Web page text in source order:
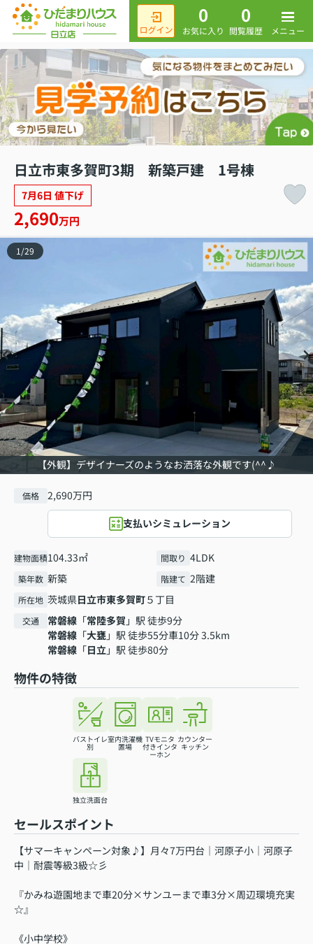
0
お気に入り
0
閲覧履歴 メニュー
日立市東多賀町3期 新築戸建 1号棟
7月6日 値下げ
2,690万円
【外観】デザイナーズのようなお洒落な外観です(^^♪
1 /29
価格 2,690万円
支払いシミュレーション
建物面積104.33㎡ 間取り 4LDK
築年数 新築 階建て 2階建
所在地 茨城県日立市東多賀町５丁目
交通 常磐線 「常陸多賀 」駅 徒歩9分
常磐線 「大甕」駅 徒歩55分車10分 3.5km
常磐線 「日立 」駅 徒歩80分
物件の特徴
バストイレ
別
室内洗濯機
置場
TVモニタ
付きインタ
ーホン
カウンター
キッチン
独立洗面台
セールスポイント
【サマーキャンペーン対象♪】月々7万円台｜河原子小｜河原子
中｜耐震等級3級☆彡
『かみね遊園地まで車20分×サンユーまで車3分×周辺環境充実
☆』
《小中学校》